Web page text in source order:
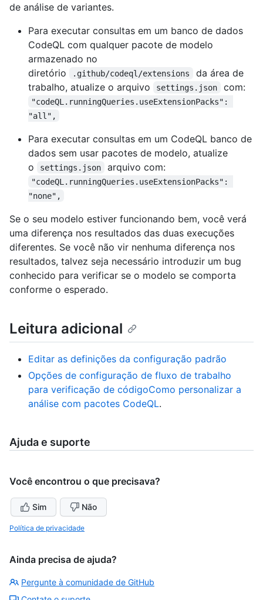
de análise de variantes.
Para executar consultas em um banco de dados
CodeQL com qualquer pacote de modelo
armazenado no
diretório
.github/codeql/extensions
da área de
trabalho, atualize o arquivo
settings.json com:
"codeQL.runningQueries.useExtensionPacks":
"all",
Para executar consultas em um CodeQL banco de
dados sem usar pacotes de modelo, atualize
o
settings.json arquivo com:
"codeQL.runningQueries.useExtensionPacks":
"none",
Se o seu modelo estiver funcionando bem, você verá
uma diferença nos resultados das duas execuções
diferentes. Se você não vir nenhuma diferença nos
resultados, talvez seja necessário introduzir um bug
conhecido para verificar se o modelo se comporta
conforme o esperado.
Leitura adicional
Editar as definições da configuração padrão
Opções de configuração de fluxo de trabalho
para verificação de códigoComo personalizar a
análise com pacotes CodeQL.
Ajuda e suporte
Você encontrou o que precisava?
Sim Não
Política de privacidade
Ainda precisa de ajuda?
Pergunte à comunidade de GitHub